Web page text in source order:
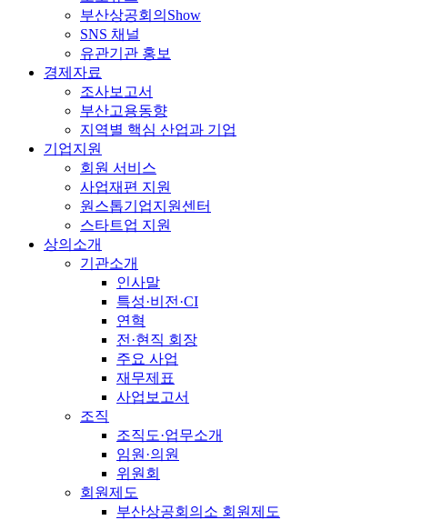
부산상공회의Show
SNS 채널
유관기관 홍보
경제자료
조사보고서
부산고용동향
지역별 핵심 산업과 기업
기업지원
회원 서비스
사업재편 지원
원스톱기업지원센터
스타트업 지원
상의소개
기관소개
인사말
특성·비전·CI
연혁
전·현직 회장
주요 사업
재무제표
사업보고서
조직
조직도·업무소개
임원·의원
위원회
회원제도
부산상공회의소 회원제도